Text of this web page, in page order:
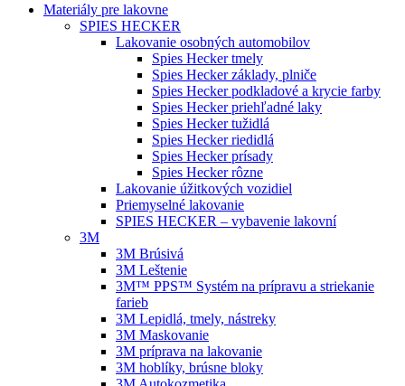
Materiály pre lakovne
SPIES HECKER
Lakovanie osobných automobilov
Spies Hecker tmely
Spies Hecker základy, plniče
Spies Hecker podkladové a krycie farby
Spies Hecker priehľadné laky
Spies Hecker tužidlá
Spies Hecker riedidlá
Spies Hecker prísady
Spies Hecker rôzne
Lakovanie úžitkových vozidiel
Priemyselné lakovanie
SPIES HECKER – vybavenie lakovní
3M
3M Brúsivá
3M Leštenie
3M™ PPS™ Systém na prípravu a striekanie
farieb
3M Lepidlá, tmely, nástreky
3M Maskovanie
3M príprava na lakovanie
3M hoblíky, brúsne bloky